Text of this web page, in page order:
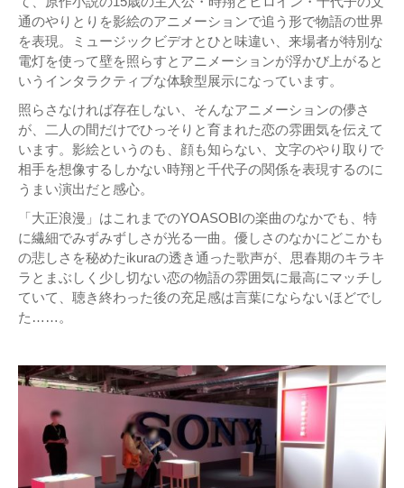
通のやりとりを影絵のアニメーションで追う形で物語の世界
を表現。ミュージックビデオとひと味違い、来場者が特別な
電灯を使って壁を照らすとアニメーションが浮かび上がると
いうインタラクティブな体験型展示になっています。
照らさなければ存在しない、そんなアニメーションの儚さ
が、二人の間だけでひっそりと育まれた恋の雰囲気を伝えて
います。影絵というのも、顔も知らない、文字のやり取りで
相手を想像するしかない時翔と千代子の関係を表現するのに
うまい演出だと感心。
「大正浪漫」はこれまでのYOASOBIの楽曲のなかでも、特
に繊細でみずみずしさが光る一曲。優しさのなかにどこかも
の悲しさを秘めたikuraの透き通った歌声が、思春期のキラキ
ラとまぶしく少し切ない恋の物語の雰囲気に最高にマッチし
ていて、聴き終わった後の充足感は言葉にならないほどでし
た……。